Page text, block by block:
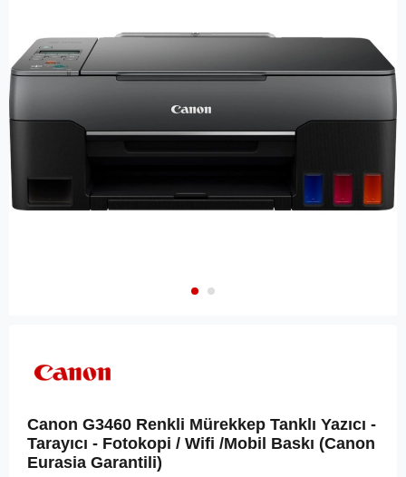
Canon G3460 Renkli Mürekkep Tanklı Yazıcı -
Tarayıcı - Fotokopi / Wifi /Mobil Baskı (Canon
Eurasia Garantili)